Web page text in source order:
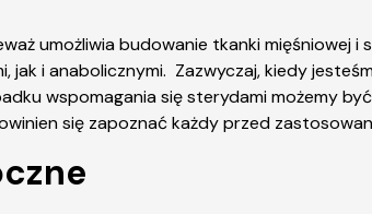
umożliwia budowanie tkanki mięśniowej i
i anabolicznymi. Zazwyczaj, kiedy
wspomagania się sterydami możemy
się zapoznać każdy przed